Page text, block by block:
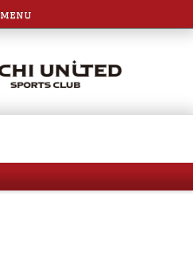
menu